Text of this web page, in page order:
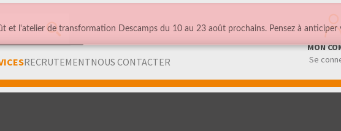
RECRUTEMENTNOUS CONTACTER
MON
Se
et l'atelier de transformation Descamps du 10 au 23 août prochains. Pensez à anticiper